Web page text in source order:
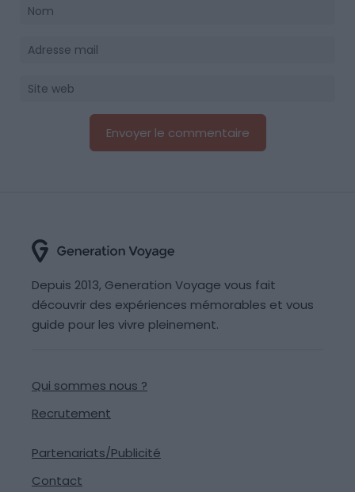
Depuis 2013, Generation Voyage vous fait
découvrir des expériences mémorables et vous
guide pour les vivre pleinement.
Qui sommes nous ?
Recrutement
Partenariats/Publicité
Contact